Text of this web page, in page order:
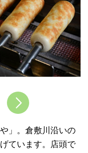
」。倉敷川沿いの
ています。店頭で